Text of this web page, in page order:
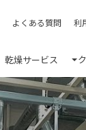
よくある質問 利
乾燥サービス